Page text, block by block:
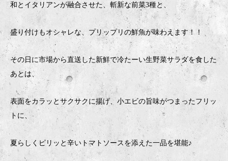
和とイタリアンが融合させた、斬新な前菜3種と、
盛り付けもオシャレな、プリップリの鮮魚が味わえます！！
その日に市場から直送した新鮮で冷たーい生野菜サラダを食した
あとは、
表面をカラッとサクサクに揚げ、小エビの旨味がつまったフリッ
トに、
夏らしくピリッと辛いトマトソースを添えた一品を堪能♪